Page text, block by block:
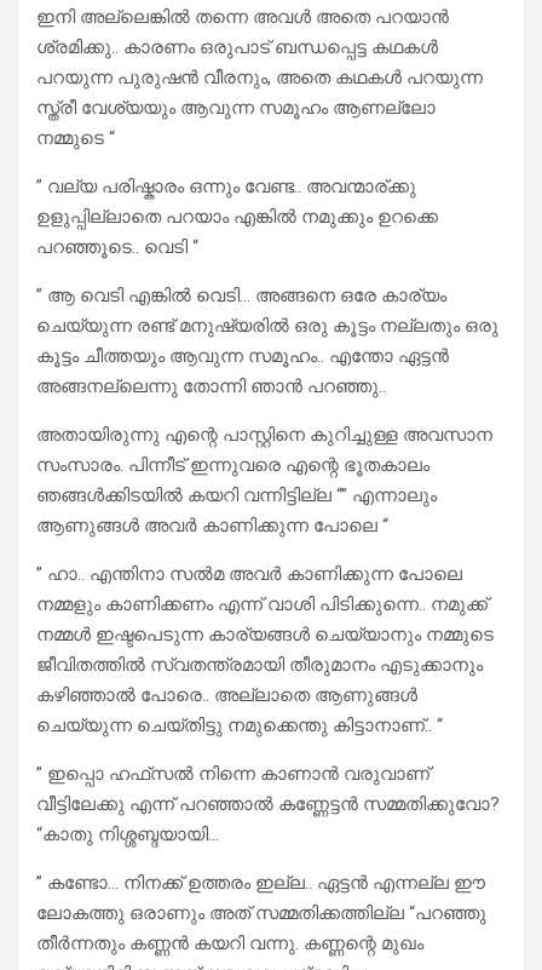
ഇനി അല്ലെങ്കിൽ തന്നെ അവൾ അതെ പറയാൻ
ശ്രമിക്കു.. കാരണം ഒരുപാട് ബന്ധപ്പെട്ട കഥകൾ
പറയുന്ന പുരുഷൻ വീരനും, അതെ കഥകൾ പറയുന്ന
സ്ത്രീ വേശ്യയും ആവുന്ന സമൂഹം ആണല്ലോ
നമ്മുടെ “
” വല്യ പരിഷ്കാരം ഒന്നും വേണ്ട.. അവന്മാര്ക്കു
ഉളുപ്പില്ലാതെ പറയാം എങ്കിൽ നമുക്കും ഉറക്കെ
പറഞ്ഞൂടെ.. വെടി “
” ആ വെടി എങ്കിൽ വെടി… അങ്ങനെ ഒരേ കാര്യം
ചെയ്യുന്ന രണ്ട് മനുഷ്യരിൽ ഒരു കൂട്ടം നല്ലതും ഒരു
കൂട്ടം ചീത്തയും ആവുന്ന സമൂഹം.. എന്തോ ഏട്ടൻ
അങ്ങനല്ലെന്നു തോന്നി ഞാൻ പറഞ്ഞു..
അതായിരുന്നു എന്റെ പാസ്റ്റിനെ കുറിച്ചുള്ള അവസാന
സംസാരം. പിന്നീട് ഇന്നുവരെ എന്റെ ഭൂതകാലം
ഞങ്ങൾക്കിടയിൽ കയറി വന്നിട്ടില്ല “” എന്നാലും
ആണുങ്ങൾ അവർ കാണിക്കുന്ന പോലെ “
” ഹാ.. എന്തിനാ സൽമ അവർ കാണിക്കുന്ന പോലെ
നമ്മളും കാണിക്കണം എന്ന് വാശി പിടിക്കുന്നെ.. നമുക്ക്
നമ്മൾ ഇഷ്ടപെടുന്ന കാര്യങ്ങൾ ചെയ്യാനും നമ്മുടെ
ജീവിതത്തിൽ സ്വതന്ത്രമായി തീരുമാനം എടുക്കാനും
കഴിഞ്ഞാൽ പോരെ.. അല്ലാതെ ആണുങ്ങൾ
ചെയ്യുന്ന ചെയ്തിട്ടു നമുക്കെന്തു കിട്ടാനാണ്.. “
” ഇപ്പൊ ഹഫ്‌സൽ നിന്നെ കാണാൻ വരുവാണ്
വീട്ടിലേക്കു എന്ന് പറഞ്ഞാൽ കണ്ണേട്ടൻ സമ്മതിക്കുവോ?
“കാതു നിശ്ശബ്ദയായി…
” കണ്ടോ… നിനക്ക് ഉത്തരം ഇല്ല.. ഏട്ടൻ എന്നല്ല ഈ
ലോകത്തു ഒരാണും അത് സമ്മതിക്കത്തില്ല “പറഞ്ഞു
തീർന്നതും കണ്ണൻ കയറി വന്നു. കണ്ണന്റെ മുഖം